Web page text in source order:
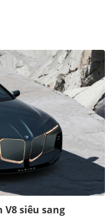
V8 siêu sang